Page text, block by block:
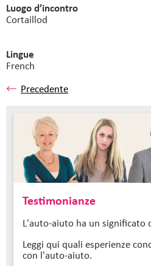
Luogo d’incontro
Cortaillod
Lingue
French
Precedente
Testimonianze
L'auto-aiuto ha un significato
Leggi qui quali esperienze
con l'auto-aiuto.